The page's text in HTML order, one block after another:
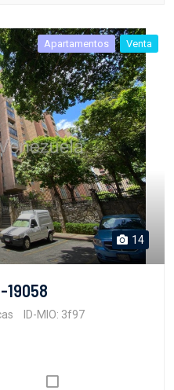
Apartamentos Venta
14
19058
ID-MIO: 3f97